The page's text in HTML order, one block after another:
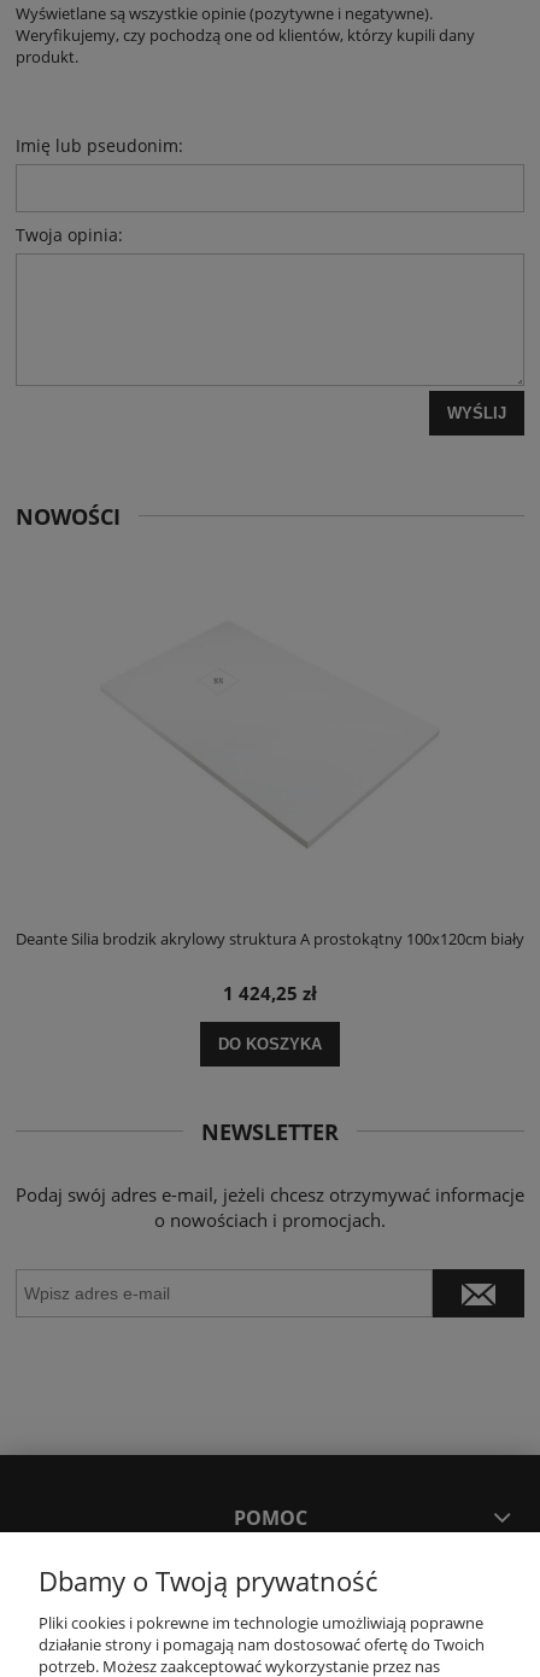
Wyświetlane są wszystkie opinie (pozytywne i negatywne).
Weryfikujemy, czy pochodzą one od klientów, którzy kupili dany
produkt.
Imię lub pseudonim:
Twoja opinia:
WYŚLIJ
NOWOŚCI
Deante Silia brodzik akrylowy struktura A prostokątny 100x120cm biały
1 424,25 zł
DO KOSZYKA
NEWSLETTER
Podaj swój adres e-mail, jeżeli chcesz otrzymywać informacje
o nowościach i promocjach.
POMOC
MOJE KONTO
PŁATNOŚCI I DOSTAWA
Dbamy o Twoją prywatność
Pliki cookies i pokrewne im technologie umożliwiają poprawne
działanie strony i pomagają nam dostosować ofertę do Twoich
potrzeb. Możesz zaakceptować wykorzystanie przez nas